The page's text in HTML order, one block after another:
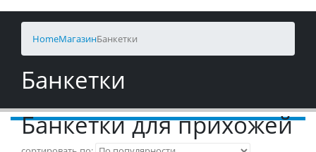
HomeМагазинБанкетки
Банкетки
Банкетки для прихожей